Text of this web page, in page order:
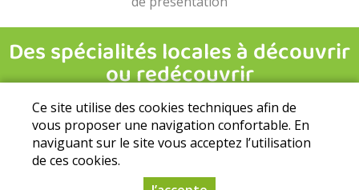
Ce site utilise des cookies techniques afin de
vous proposer une navigation confortable. En
naviguant sur le site vous acceptez l’utilisation
de ces cookies.